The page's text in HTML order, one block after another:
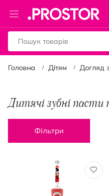
Toggle
Nav
Головна Дітям Догляд
Дитячі зубні
Фільтри